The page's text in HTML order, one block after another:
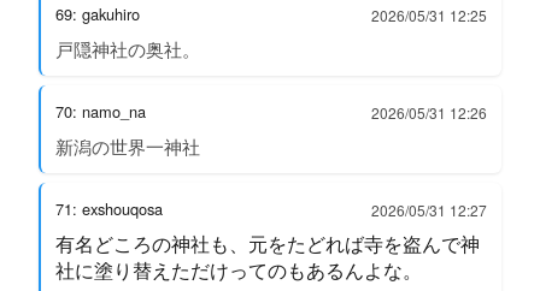
69: gakuhiro 2026/05/31 12:25
戸隠神社の奥社。
70: namo_na 2026/05/31 12:26
新潟の世界一神社
71: exshouqosa 2026/05/31 12:27
有名どころの神社も、元をたどれば寺を盗んで神
社に塗り替えただけってのもあるんよな。